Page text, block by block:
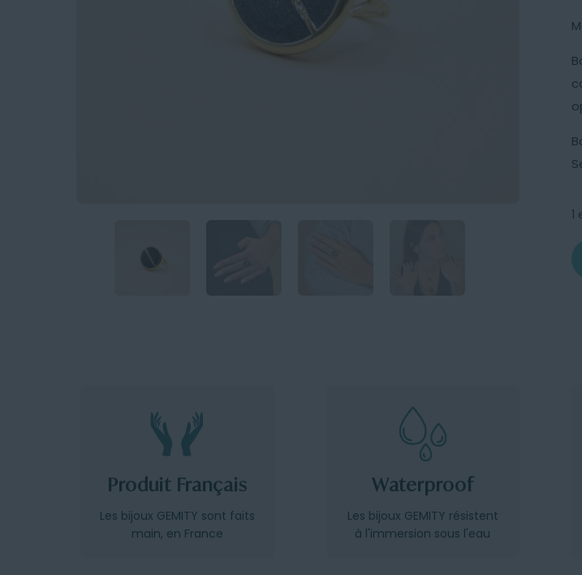
1
Produit Français
Les bijoux GEMITY sont faits
main, en France
Waterproof
Les bijoux GEMITY résistent
à l'immersion sous l'eau